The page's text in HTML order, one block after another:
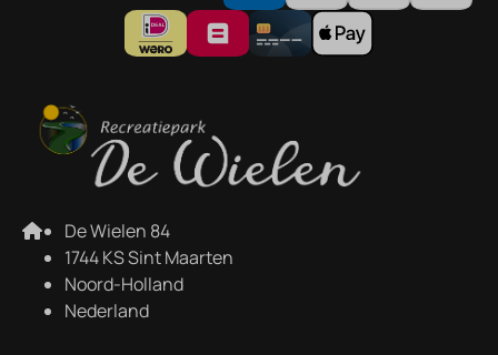
De Wielen 84
1744 KS Sint Maarten
Noord-Holland
Nederland